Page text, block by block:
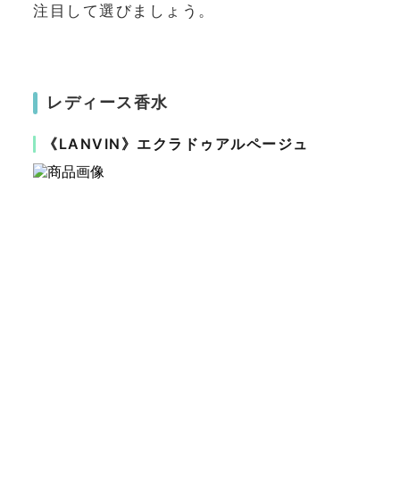
注目して選びましょう。
レディース香水
《LANVIN》エクラドゥアルページュ